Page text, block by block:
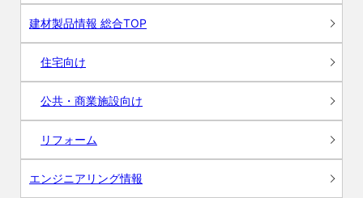
建材製品情報 総合TOP
住宅向け
公共・商業施設向け
リフォーム
エンジニアリング情報